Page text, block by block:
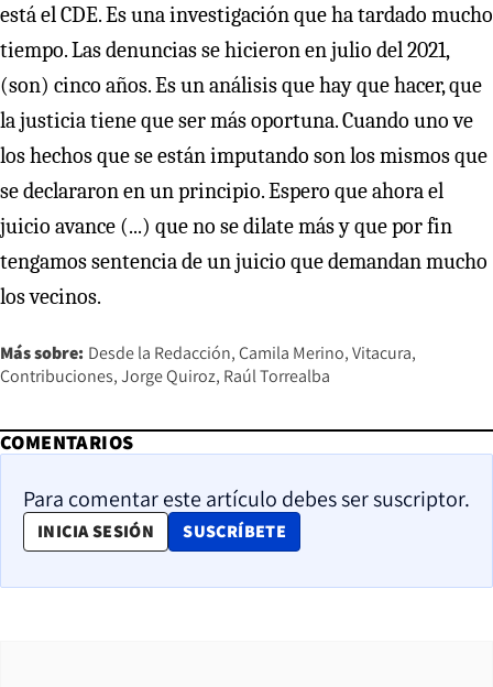
está el CDE. Es una investigación que ha tardado mucho
tiempo. Las denuncias se hicieron en julio del 2021,
(son) cinco años. Es un análisis que hay que hacer, que
la justicia tiene que ser más oportuna. Cuando uno ve
los hechos que se están imputando son los mismos que
se declararon en un principio. Espero que ahora el
juicio avance (...) que no se dilate más y que por fin
tengamos sentencia de un juicio que demandan mucho
los vecinos.
Más sobre: Desde la Redacción Camila Merino Vitacura
Contribuciones Jorge Quiroz Raúl Torrealba
COMENTARIOS
Para comentar este artículo debes ser suscriptor.
INICIA SESIÓN SUSCRÍBETE
OPENS IN NEW WINDOW